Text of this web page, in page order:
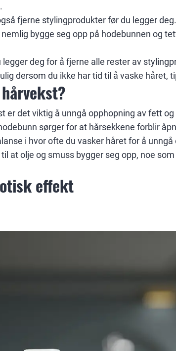
fjerne stylingprodukter før du legger
bygge seg opp på hodebunnen og
deg for å fjerne alle rester av
dersom du ikke har tid til å vaske håret,
er det viktig å unngå opphopning av fett
sørger for at hårsekkene forblir
i hvor ofte du vasker håret for å
at olje og smuss bygger seg opp, noe
effekt